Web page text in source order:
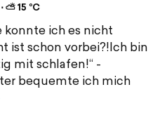
⛅ 15 °C
ich es nicht
ist schon vorbei?!Ich bin
mit schlafen!“ -
bequemte ich mich